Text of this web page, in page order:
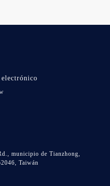
municipio de Tianzhong,
Taiwán